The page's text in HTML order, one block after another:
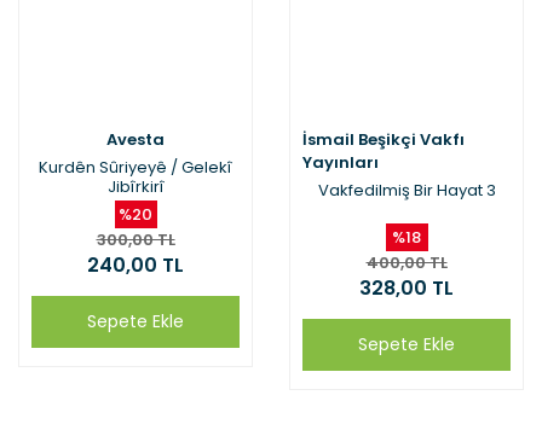
Avesta
Kurdên Sûriyeyê / Gelekî
Jibîrkirî
%20
300,00 TL
240,00 TL
Sepete Ekle
İsmail Beşikçi Vakfı
Yayınları
Vakfedilmiş Bir Hayat 3
%18
400,00 TL
328,00 TL
Sepete Ekle